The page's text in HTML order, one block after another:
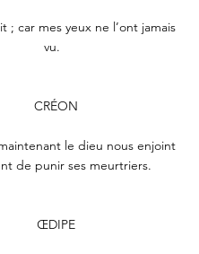
; car mes yeux ne l’ont jamais
vu.
CRÉON
le dieu nous enjoint
de punir ses meurtriers.
ŒDIPE